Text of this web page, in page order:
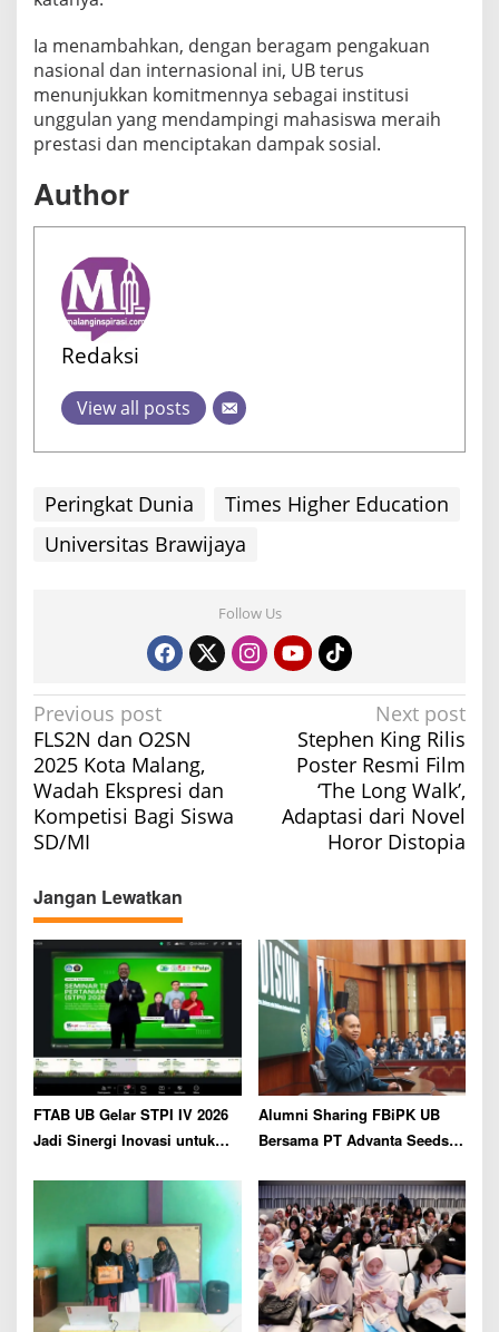
Ia menambahkan, dengan beragam pengakuan
nasional dan internasional ini, UB terus
menunjukkan komitmennya sebagai institusi
unggulan yang mendampingi mahasiswa meraih
prestasi dan menciptakan dampak sosial.
Author
Redaksi
View all posts
Peringkat Dunia
Times Higher Education
Universitas Brawijaya
Follow Us
P
o
s
t
n
v
i
i
o
n
Previous post
FLS2N dan O2SN
2025 Kota Malang,
Wadah Ekspresi dan
Kompetisi Bagi Siswa
SD/MI
Next post
Stephen King Rilis
Poster Resmi Film
‘The Long Walk’,
Adaptasi dari Novel
Horor Distopia
Jangan Lewatkan
FTAB UB Gelar STPI IV 2026
Jadi Sinergi Inovasi untuk
Alumni Sharing FBiPK UB
Bersama PT Advanta Seeds
Pertanian terhadap Tantangan
Industri Benih Modern